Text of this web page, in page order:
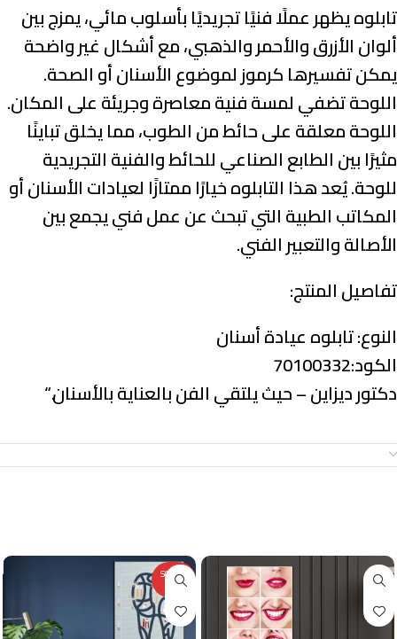
تابلوه يظهر عملًا فنيًا تجريديًا بأسلوب مائي، يمزج بين
ألوان الأزرق والأحمر والذهبي، مع أشكال غير واضحة
يمكن تفسيرها كرموز لموضوع الأسنان أو الصحة.
اللوحة تضفي لمسة فنية معاصرة وجريئة على المكان.
اللوحة معلقة على حائط من الطوب، مما يخلق تباينًا
مثيرًا بين الطابع الصناعي للحائط والفنية التجريدية
للوحة. يُعد هذا التابلوه خيارًا ممتازًا لعيادات الأسنان أو
المكاتب الطبية التي تبحث عن عمل فني يجمع بين
الأصالة والتعبير الفني.
تفاصيل المنتج:
النوع:تابلوه عيادة أسنان
الكود:70100332
دكتور ديزاين – حيث يلتقي الفن بالعناية بالأسنان.“
SOLD O
UT